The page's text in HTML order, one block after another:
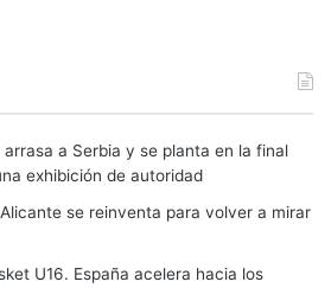
arrasa a Serbia y se planta en la final
exhibición de autoridad
se reinventa para volver a mirar
U16. España acelera hacia los